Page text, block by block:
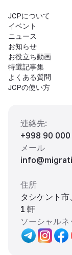
JCPについて
イベント
ニュース
お知らせ
お役立ち動画
特選記事集
よくある質問
JCPの使い方
連絡先:
+998 90
メール
住所
タシケント
1 軒
ソーシャルネ